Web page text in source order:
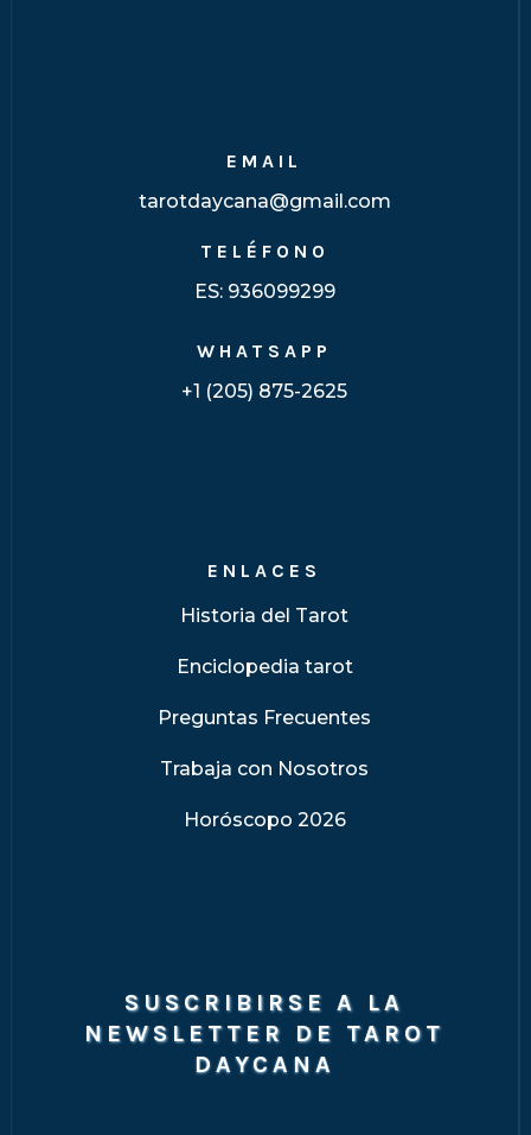
EMAIL
tarotdaycana@gmail.com
TELÉFONO
ES: 936099299
WHATSAPP
+1 (205) 875-2625
ENLACES
Historia del Tarot
Enciclopedia tarot
Preguntas Frecuentes
Trabaja con Nosotros
Horóscopo 2026
SUSCRIBIRSE A LA
NEWSLETTER DE TAROT
DAYCANA